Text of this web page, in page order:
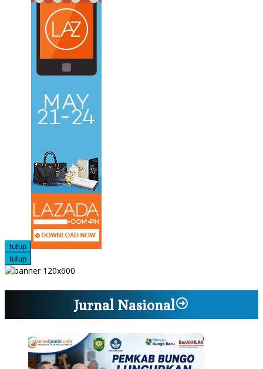
tutup
tutup
Jurnal Nasional